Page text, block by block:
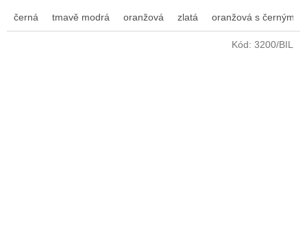
černá tmavě modrá oranžová zlatá oranžová s černým
Kód: 3200/BIL